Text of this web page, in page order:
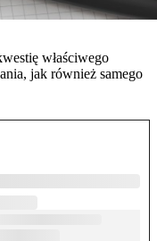
właściwego
jak również samego